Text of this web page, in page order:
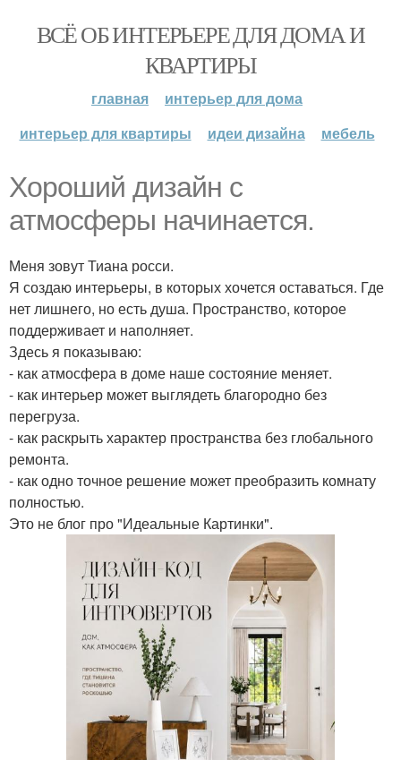
ВСЁ ОБ ИНТЕРЬЕРЕ ДЛЯ ДОМА И
КВАРТИРЫ
главная
интерьер для дома
интерьер для квартиры
идеи дизайна мебель
Хороший дизайн с
атмосферы начинается.
Меня зовут Тиана росси.
Я создаю интерьеры, в которых хочется оставаться. Где
нет лишнего, но есть душа. Пространство, которое
поддерживает и наполняет.
Здесь я показываю:
- как атмосфера в доме наше состояние меняет.
- как интерьер может выглядеть благородно без
перегруза.
- как раскрыть характер пространства без глобального
ремонта.
- как одно точное решение может преобразить комнату
полностью.
Это не блог про "Идеальные Картинки".